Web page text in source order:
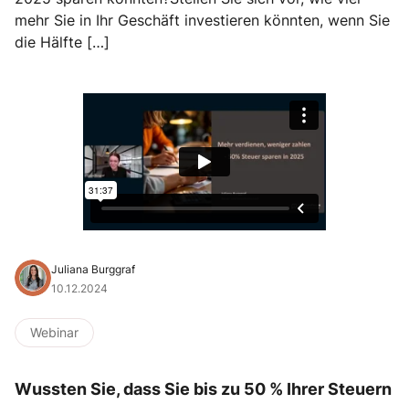
mehr Sie in Ihr Geschäft investieren könnten, wenn Sie
die Hälfte […]
Juliana Burggraf
10.12.2024
Webinar
Wussten Sie, dass Sie bis zu 50 % Ihrer Steuern